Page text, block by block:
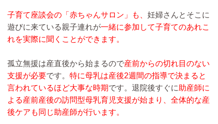
子育て座談会の「赤ちゃんサロン」も、 妊婦さんとそこに
遊びに来ている親子連れが一緒に参加して子育てのあれこ
れを実際に聞くことができます。
孤立無援は産直後から始まるので産前からの切れ目のない
支援が必要です。 特に母乳は産後2週間の指導で決まると
言われているほど大事な時期です。退院後すぐに 助産師に
よる産前産後の訪問型母乳育児支援が始まり、全体的な産
後ケアも同じ助産師が行います。